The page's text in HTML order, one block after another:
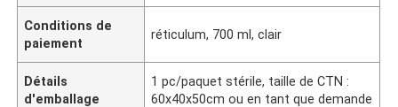
Conditions de
paiement
réticulum, 700 ml, clair
Détails
d'emballage
1 pc/paquet stérile, taille de CTN :
60x40x50cm ou en tant que demande